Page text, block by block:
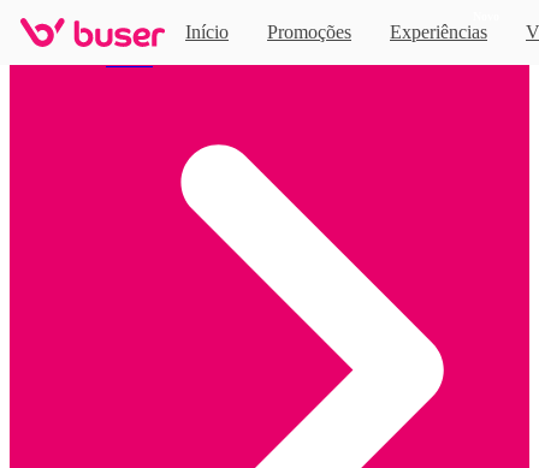
Início Promoções Experiências